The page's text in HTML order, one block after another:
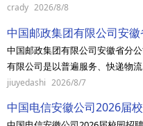
crady 2026/8/8
中国邮政集团有限公司安
中国邮政集团有限公司安徽省分
有限公司是以普遍服务、快递物
jiuyedashi 2026/8/7
中国电信安徽公司2026届